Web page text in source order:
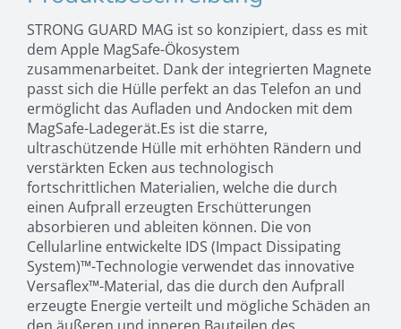
STRONG GUARD MAG ist so konzipiert, dass es mit
dem Apple MagSafe-Ökosystem
zusammenarbeitet. Dank der integrierten Magnete
passt sich die Hülle perfekt an das Telefon an und
ermöglicht das Aufladen und Andocken mit dem
MagSafe-Ladegerät.Es ist die starre,
ultraschützende Hülle mit erhöhten Rändern und
verstärkten Ecken aus technologisch
fortschrittlichen Materialien, welche die durch
einen Aufprall erzeugten Erschütterungen
absorbieren und ableiten können. Die von
Cellularline entwickelte IDS (Impact Dissipating
System)™-Technologie verwendet das innovative
Versaflex™-Material, das die durch den Aufprall
erzeugte Energie verteilt und mögliche Schäden an